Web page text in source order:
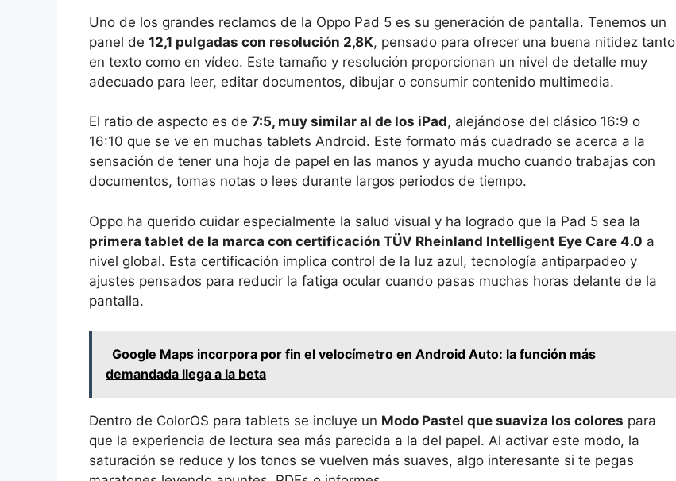
Uno de los grandes reclamos de la Oppo Pad 5 es su generación de pantalla. Tenemos un
panel de 12,1 pulgadas con resolución 2,8K, pensado para ofrecer una buena nitidez tanto
en texto como en vídeo. Este tamaño y resolución proporcionan un nivel de detalle muy
adecuado para leer, editar documentos, dibujar o consumir contenido multimedia.
El ratio de aspecto es de 7:5, muy similar al de los iPad, alejándose del clásico 16:9 o
16:10 que se ve en muchas tablets Android. Este formato más cuadrado se acerca a la
sensación de tener una hoja de papel en las manos y ayuda mucho cuando trabajas con
documentos, tomas notas o lees durante largos periodos de tiempo.
Oppo ha querido cuidar especialmente la salud visual y ha logrado que la Pad 5 sea la
primera tablet de la marca con certificación TÜV Rheinland Intelligent Eye Care 4.0 a
nivel global. Esta certificación implica control de la luz azul, tecnología antiparpadeo y
ajustes pensados para reducir la fatiga ocular cuando pasas muchas horas delante de la
pantalla.
Google Maps incorpora por fin el velocímetro en Android Auto: la función más
demandada llega a la beta
Dentro de ColorOS para tablets se incluye un Modo Pastel que suaviza los colores para
que la experiencia de lectura sea más parecida a la del papel. Al activar este modo, la
saturación se reduce y los tonos se vuelven más suaves, algo interesante si te pegas